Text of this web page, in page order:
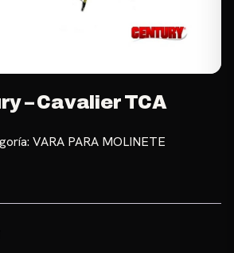
– Cavalier TCA
VARA PARA MOLINETE